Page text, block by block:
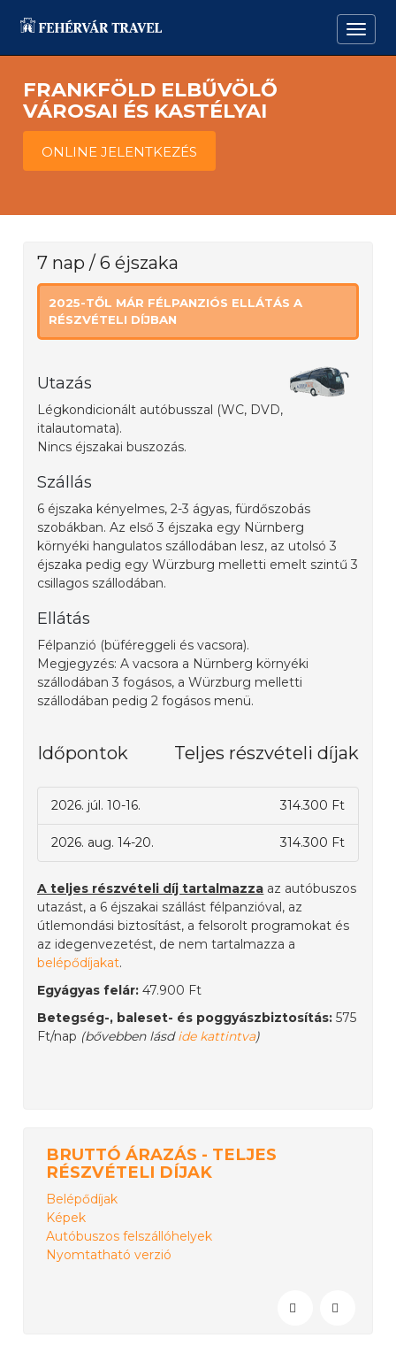
FRANKFÖLD ELBŰVÖLŐ
VÁROSAI ÉS KASTÉLYAI
ONLINE JELENTKEZÉS
7 nap / 6 éjszaka
2025-TŐL MÁR FÉLPANZIÓS ELLÁTÁS A
RÉSZVÉTELI DÍJBAN
Utazás
Légkondicionált autóbusszal (WC, DVD,
italautomata).
Nincs éjszakai buszozás.
Szállás
6 éjszaka kényelmes, 2-3 ágyas, fürdőszobás
szobákban. Az első 3 éjszaka egy Nürnberg
környéki hangulatos szállodában lesz, az utolsó 3
éjszaka pedig egy Würzburg melletti emelt szintű 3
csillagos szállodában.
Ellátás
Félpanzió (büféreggeli és vacsora).
Megjegyzés: A vacsora a Nürnberg környéki
szállodában 3 fogásos, a Würzburg melletti
szállodában pedig 2 fogásos menü.
Időpontok Teljes részvételi díjak
2026. júl. 10-16. 314.300 Ft
2026. aug. 14-20. 314.300 Ft
A teljes részvételi díj tartalmazza az autóbuszos
utazást, a 6 éjszakai szállást félpanzióval, az
útlemondási biztosítást, a felsorolt programokat és
az idegenvezetést, de nem tartalmazza a
belépődíjakat.
Egyágyas felár: 47.900 Ft
Betegség-, baleset- és poggyászbiztosítás: 575
Ft/nap (bővebben lásdide kattintva)
BRUTTÓ ÁRAZÁS - TELJES
RÉSZVÉTELI DÍJAK
Belépődíjak
Képek
Autóbuszos felszállóhelyek
Nyomtatható verzió